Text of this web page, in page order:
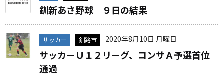
釧新あさ野球 ９日の結果
サッカー 釧路市 2020年8月10日 月曜日
サッカーＵ１２リーグ、コンサＡ予選首位
通過